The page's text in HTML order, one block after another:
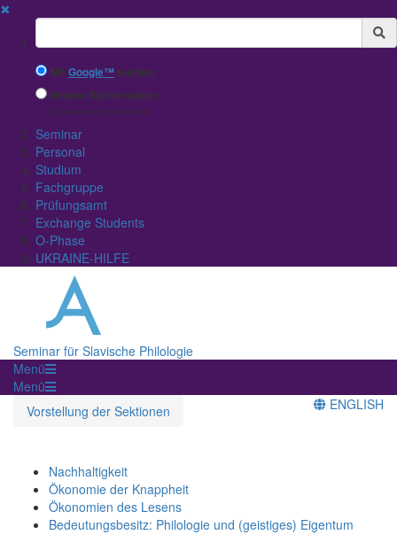
✖
Suchbegriff
MitGoogle™ suchen
Interne Suche nutzen
(eingeschränkte Ergebnisqualität)
Seminar
Personal
Studium
Fachgruppe
Prüfungsamt
Exchange Students
O-Phase
UKRAINE-HILFE
Seminar für Slavische Philologie
Menü
Menü
Vorstellung der Sektionen
ENGLISH
Nachhaltigkeit
Ökonomie der Knappheit
Ökonomien des Lesens
Bedeutungsbesitz: Philologie und (geistiges) Eigentum